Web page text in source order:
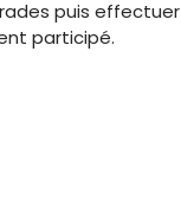
puis effectuer
participé.